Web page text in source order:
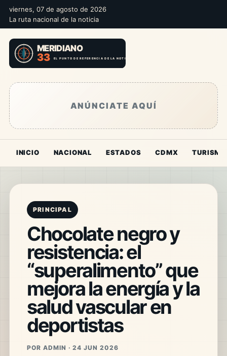
viernes, 07 de agosto de 2026
La ruta nacional de la noticia
ANÚNCIATE AQUÍ
INICIO NACIONAL ESTADOS CDMX TURISMO
PRINCIPAL
Chocolate negro y
resistencia: el
“superalimento” que
mejora la energía y la
salud vascular en
deportistas
POR ADMIN · 24 JUN 2026